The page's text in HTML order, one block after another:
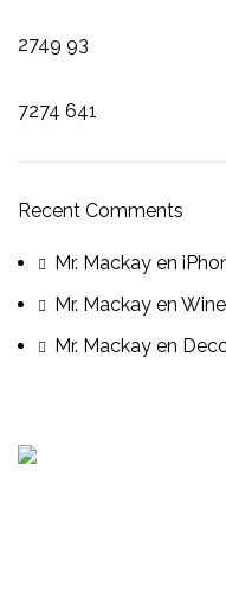
2749 93
7274 641
Recent Comments
Mr. Mackay en
Mr. Mackay en
Mr. Mackay en